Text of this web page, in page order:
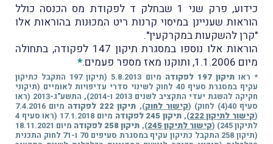
כידוע, פרק שני 1 שבחלק ד לפקודת מס הכנסה כולל
הוראות שעניינן במיסוי קרנות ריט המכוּנות בהוראות אלו
"קרן להשקעות במקרקעין".
הוראות אלו נוספו במסגרת תיקון 147 לפקודה, בתחולה
מיום 1.1.2006, ותוקנו מאז מספר פעמים.
*
* ראותיקון 197 לפקודה
מיום 5.8.2013 (תיקון 197 התקבל כתיקון
עקיף במסגרת סעיף 40 לחוק לשינוי סדרי עדיפויות לאומיים (תיקוני
חקיקה להשגת יעדי התקציב לשנים 2013 ו-2014), התשע"ג-2013 (ראו
סעיף 40(4) לחוק) (
קישור לחוק), תיקון 222 לפקודה
מיום 7.4.2016
(קישור לתיקון 222 ),תיקון 245 לפקודה
מיום 17.1.2018 (ראו סעיף 4
לתיקון 245) (
קישור לתיקון 245 ), תיקון 258 לפקודה
מיום 18.11.2021
(תיקון 258 התקבל כתיקון עקיף במסגרת סעיפים 70 ו-71 לחוק התכנית